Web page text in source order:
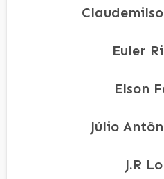
Euler
Elson
Júlio
J.R